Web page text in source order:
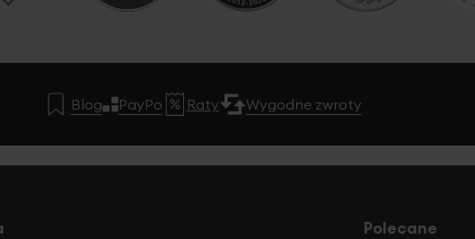
Blog PayPo Raty Wygodne zwroty
Polecane